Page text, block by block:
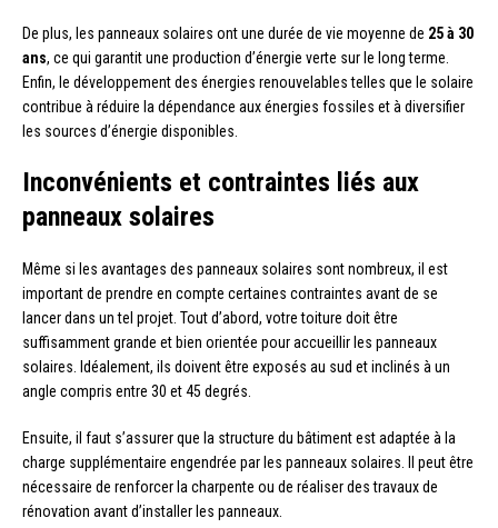
De plus, les panneaux solaires ont une durée de vie moyenne de 25 à 30
ans, ce qui garantit une production d’énergie verte sur le long terme.
Enfin, le développement des énergies renouvelables telles que le solaire
contribue à réduire la dépendance aux énergies fossiles et à diversifier
les sources d’énergie disponibles.
Inconvénients et contraintes liés aux
panneaux solaires
Même si les avantages des panneaux solaires sont nombreux, il est
important de prendre en compte certaines contraintes avant de se
lancer dans un tel projet. Tout d’abord, votre toiture doit être
suffisamment grande et bien orientée pour accueillir les panneaux
solaires. Idéalement, ils doivent être exposés au sud et inclinés à un
angle compris entre 30 et 45 degrés.
Ensuite, il faut s’assurer que la structure du bâtiment est adaptée à la
charge supplémentaire engendrée par les panneaux solaires. Il peut être
nécessaire de renforcer la charpente ou de réaliser des travaux de
rénovation avant d’installer les panneaux.